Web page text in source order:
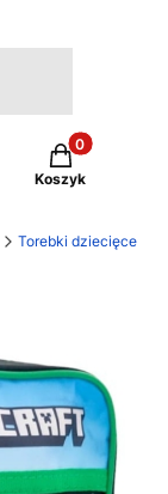
Produkty w
Koszyk
Torebki dziecięce